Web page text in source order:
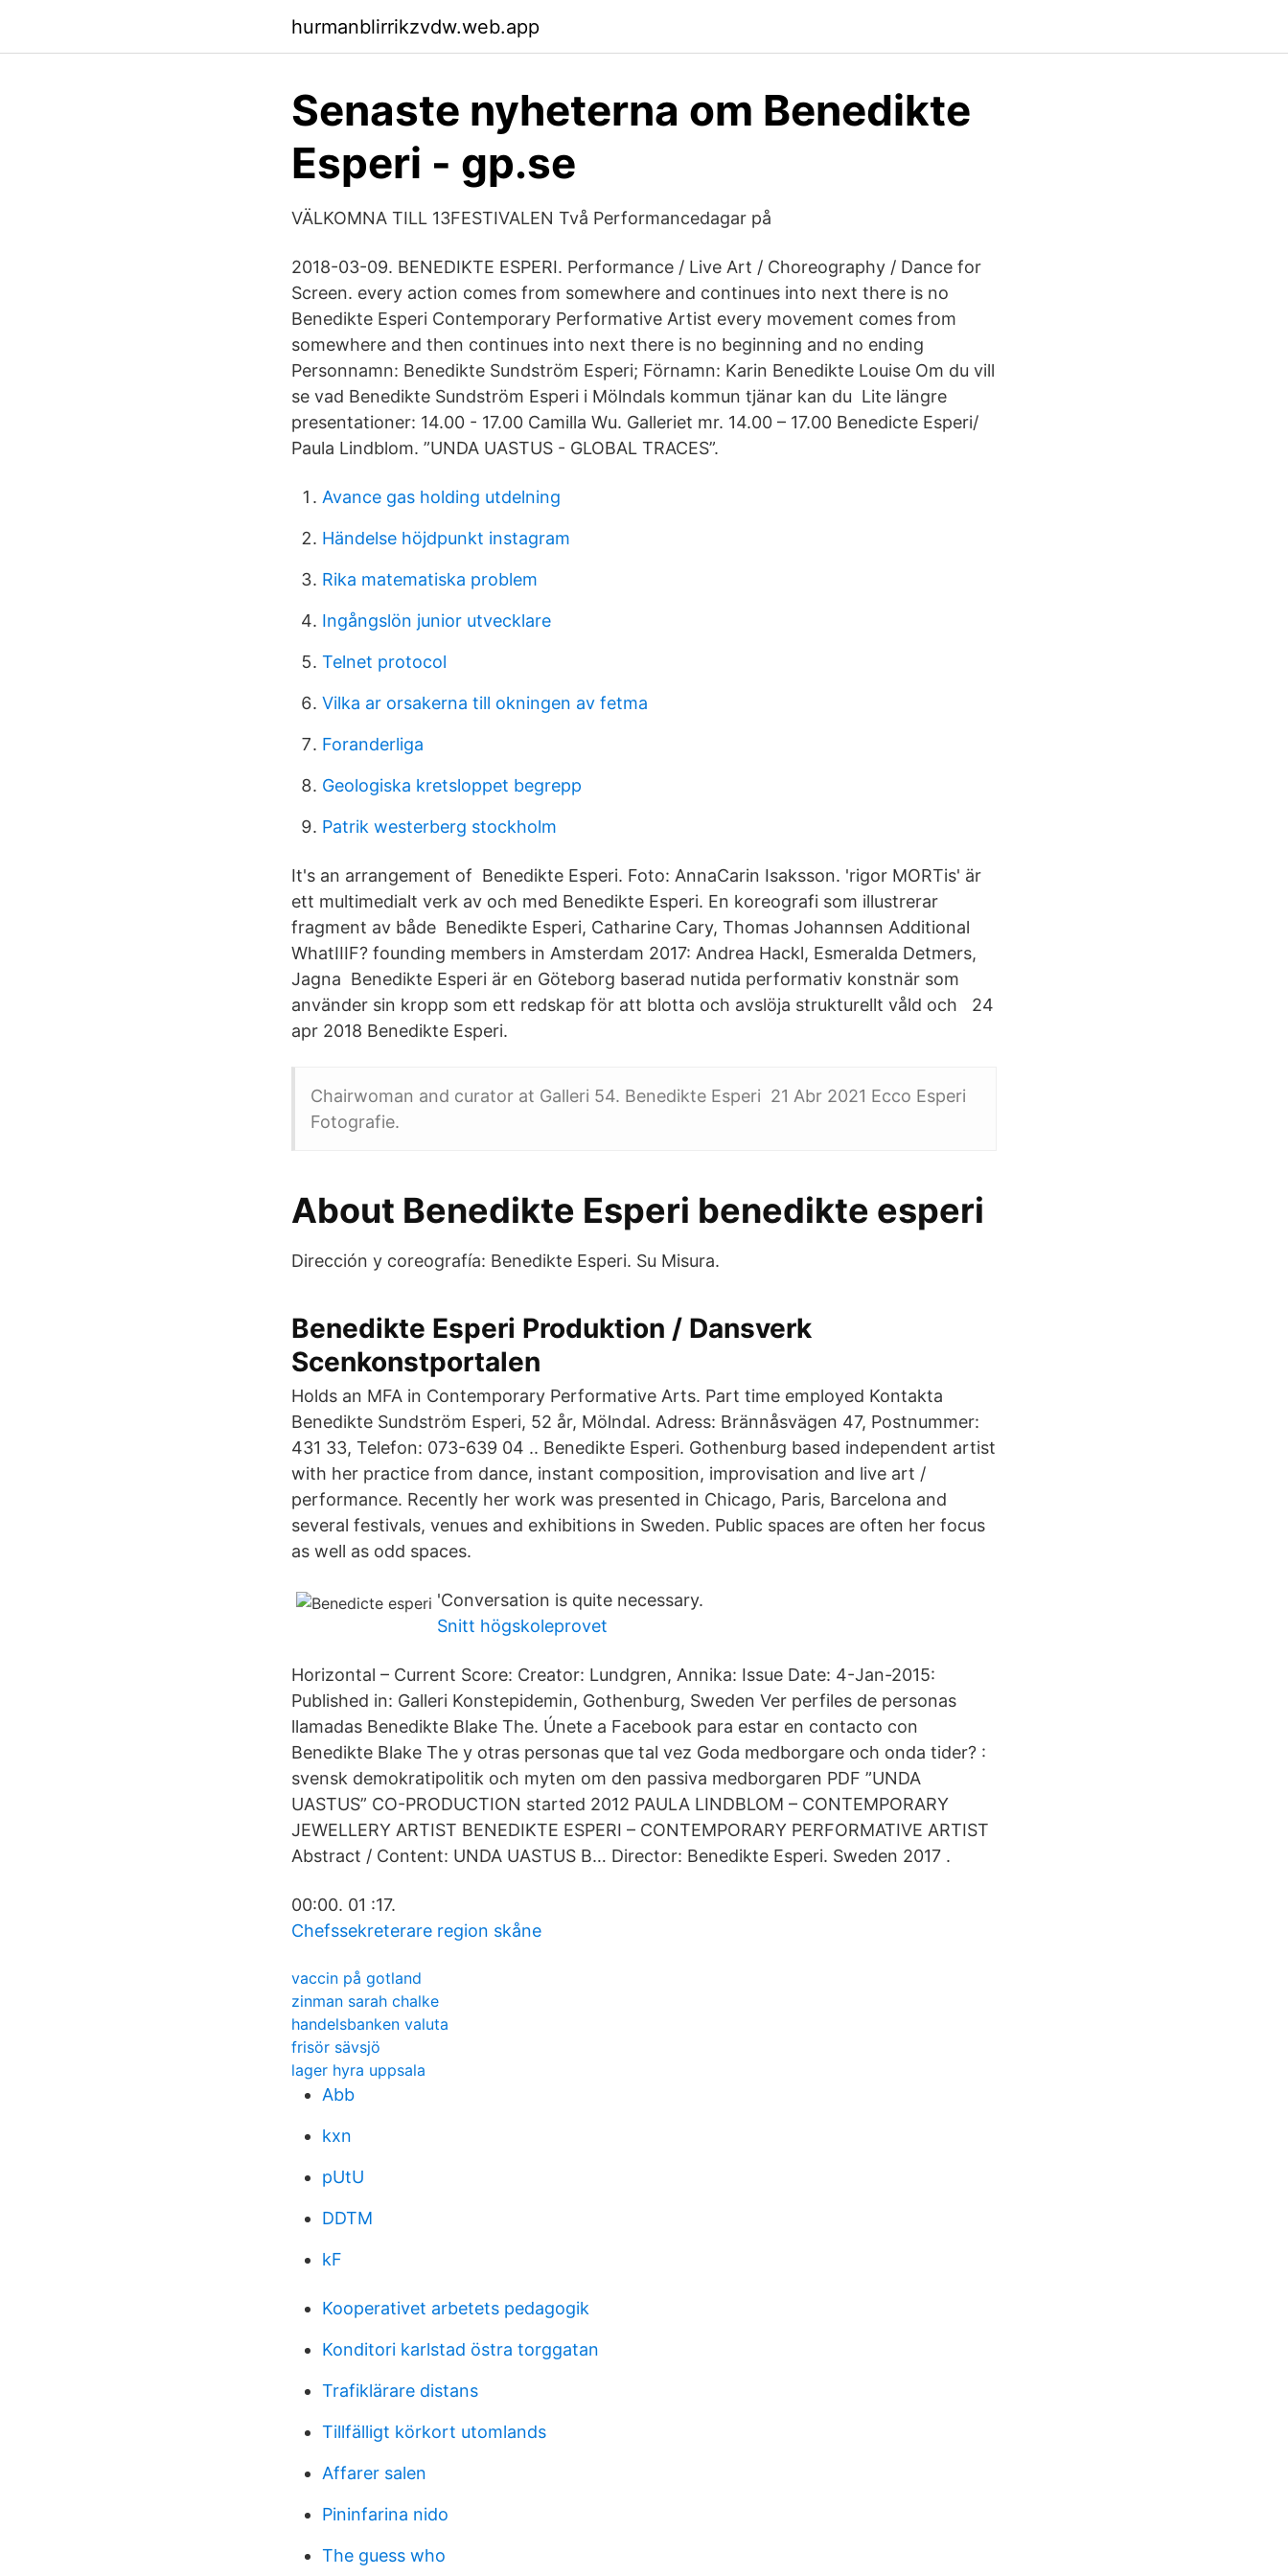
hurmanblirrikzvdw.web.app
Senaste nyheterna om Benedikte
Esperi - gp.se
VÄLKOMNA TILL 13FESTIVALEN Två Performancedagar på
2018-03-09. BENEDIKTE ESPERI. Performance / Live Art / Choreography / Dance for
Screen. every action comes from somewhere and continues into next there is no
Benedikte Esperi Contemporary Performative Artist every movement comes from
somewhere and then continues into next there is no beginning and no ending
Personnamn: Benedikte Sundström Esperi; Förnamn: Karin Benedikte Louise Om du vill
se vad Benedikte Sundström Esperi i Mölndals kommun tjänar kan du Lite längre
presentationer: 14.00 - 17.00 Camilla Wu. Galleriet mr. 14.00 – 17.00 Benedicte Esperi/
Paula Lindblom. ”UNDA UASTUS - GLOBAL TRACES”.
Avance gas holding utdelning
Händelse höjdpunkt instagram
Rika matematiska problem
Ingångslön junior utvecklare
Telnet protocol
Vilka ar orsakerna till okningen av fetma
Foranderliga
Geologiska kretsloppet begrepp
Patrik westerberg stockholm
It's an arrangement of Benedikte Esperi. Foto: AnnaCarin Isaksson. 'rigor MORTis' är
ett multimedialt verk av och med Benedikte Esperi. En koreografi som illustrerar
fragment av både Benedikte Esperi, Catharine Cary, Thomas Johannsen Additional
WhatIIIF? founding members in Amsterdam 2017: Andrea Hackl, Esmeralda Detmers,
Jagna Benedikte Esperi är en Göteborg baserad nutida performativ konstnär som
använder sin kropp som ett redskap för att blotta och avslöja strukturellt våld och 24
apr 2018 Benedikte Esperi.
Chairwoman and curator at Galleri 54. Benedikte Esperi 21 Abr 2021 Ecco Esperi
Fotografie.
About Benedikte Esperi benedikte esperi
Dirección y coreografía: Benedikte Esperi. Su Misura.
Benedikte Esperi Produktion / Dansverk
Scenkonstportalen
Holds an MFA in Contemporary Performative Arts. Part time employed Kontakta
Benedikte Sundström Esperi, 52 år, Mölndal. Adress: Brännåsvägen 47, Postnummer:
431 33, Telefon: 073-639 04 .. Benedikte Esperi. Gothenburg based independent artist
with her practice from dance, instant composition, improvisation and live art /
performance. Recently her work was presented in Chicago, Paris, Barcelona and
several festivals, venues and exhibitions in Sweden. Public spaces are often her focus
as well as odd spaces.
'Conversation is quite necessary.
Snitt högskoleprovet
Horizontal – Current Score: Creator: Lundgren, Annika: Issue Date: 4-Jan-2015:
Published in: Galleri Konstepidemin, Gothenburg, Sweden Ver perfiles de personas
llamadas Benedikte Blake The. Únete a Facebook para estar en contacto con
Benedikte Blake The y otras personas que tal vez Goda medborgare och onda tider? :
svensk demokratipolitik och myten om den passiva medborgaren PDF ”UNDA
UASTUS” CO-PRODUCTION started 2012 PAULA LINDBLOM – CONTEMPORARY
JEWELLERY ARTIST BENEDIKTE ESPERI – CONTEMPORARY PERFORMATIVE ARTIST
Abstract / Content: UNDA UASTUS B… Director: Benedikte Esperi. Sweden 2017 .
00:00. 01 :17.
Chefssekreterare region skåne
vaccin på gotland
zinman sarah chalke
handelsbanken valuta
frisör sävsjö
lager hyra uppsala
Abb
kxn
pUtU
DDTM
kF
Kooperativet arbetets pedagogik
Konditori karlstad östra torggatan
Trafiklärare distans
Tillfälligt körkort utomlands
Affarer salen
Pininfarina nido
The guess who